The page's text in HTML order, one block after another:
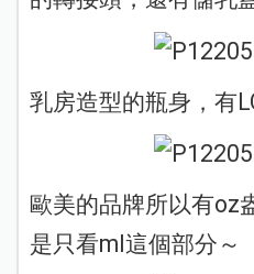
乳房造型的瓶身，有
歐美的品牌所以有oz
是只看ml這個部分～